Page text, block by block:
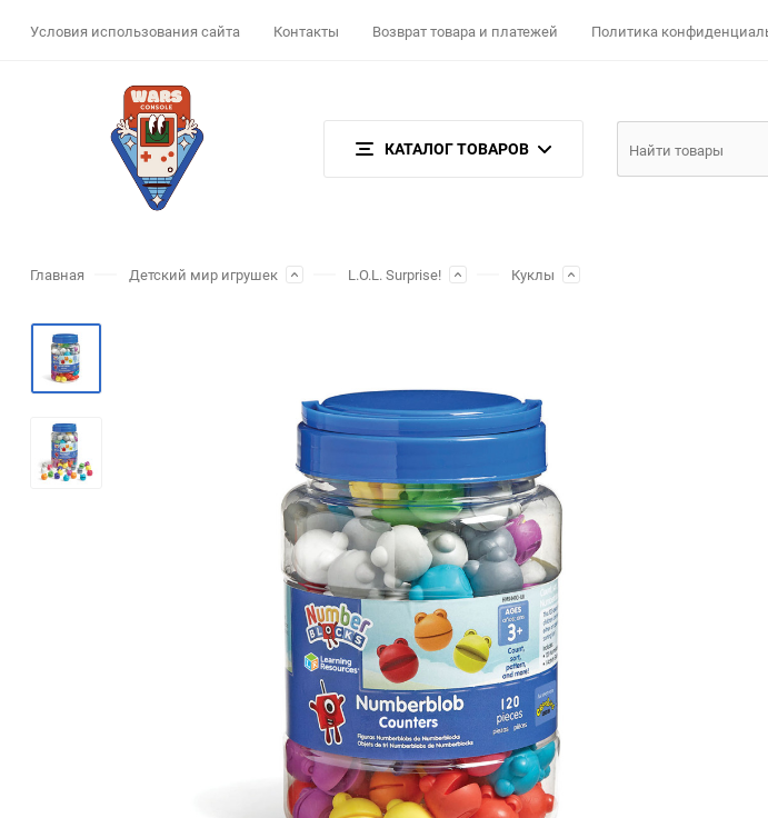
Условия использования сайта Контакты Возврат товара и платежей Политика
КАТАЛОГ ТОВАРОВ
Главная Детский мир игрушек L.O.L. Surprise! Куклы